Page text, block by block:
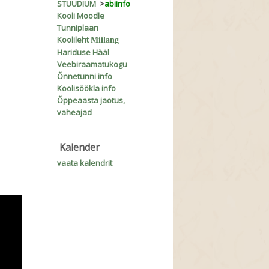
STUUDIUM >abiinfo
Kooli Moodle
Tunniplaan
KoolilehtMiilang
Hariduse Hääl
Veebiraamatukogu
Õnnetunni info
Koolisöökla info
Õppeaasta jaotus,
vaheajad
Kalender
vaata kalendrit